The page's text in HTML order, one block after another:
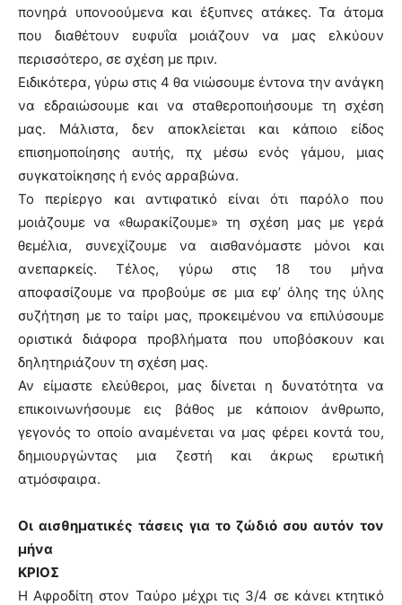
πονηρά υπονοούμενα και έξυπνες ατάκες. Τα άτομα
που διαθέτουν ευφυΐα μοιάζουν να μας ελκύουν
περισσότερο, σε σχέση με πριν.
Ειδικότερα, γύρω στις 4 θα νιώσουμε έντονα την ανάγκη
να εδραιώσουμε και να σταθεροποιήσουμε τη σχέση
μας. Μάλιστα, δεν αποκλείεται και κάποιο είδος
επισημοποίησης αυτής, πχ μέσω ενός γάμου, μιας
συγκατοίκησης ή ενός αρραβώνα.
Το περίεργο και αντιφατικό είναι ότι παρόλο που
μοιάζουμε να «θωρακίζουμε» τη σχέση μας με γερά
θεμέλια, συνεχίζουμε να αισθανόμαστε μόνοι και
ανεπαρκείς. Τέλος, γύρω στις 18 του μήνα
αποφασίζουμε να προβούμε σε μια εφ’ όλης της ύλης
συζήτηση με το ταίρι μας, προκειμένου να επιλύσουμε
οριστικά διάφορα προβλήματα που υποβόσκουν και
δηλητηριάζουν τη σχέση μας.
Αν είμαστε ελεύθεροι, μας δίνεται η δυνατότητα να
επικοινωνήσουμε εις βάθος με κάποιον άνθρωπο,
γεγονός το οποίο αναμένεται να μας φέρει κοντά του,
δημιουργώντας μια ζεστή και άκρως ερωτική
ατμόσφαιρα.
Οι αισθηματικές τάσεις για το ζώδιό σου αυτόν τον
μήνα
ΚΡΙΟΣ
Η Αφροδίτη στον Ταύρο μέχρι τις 3/4 σε κάνει κτητικό